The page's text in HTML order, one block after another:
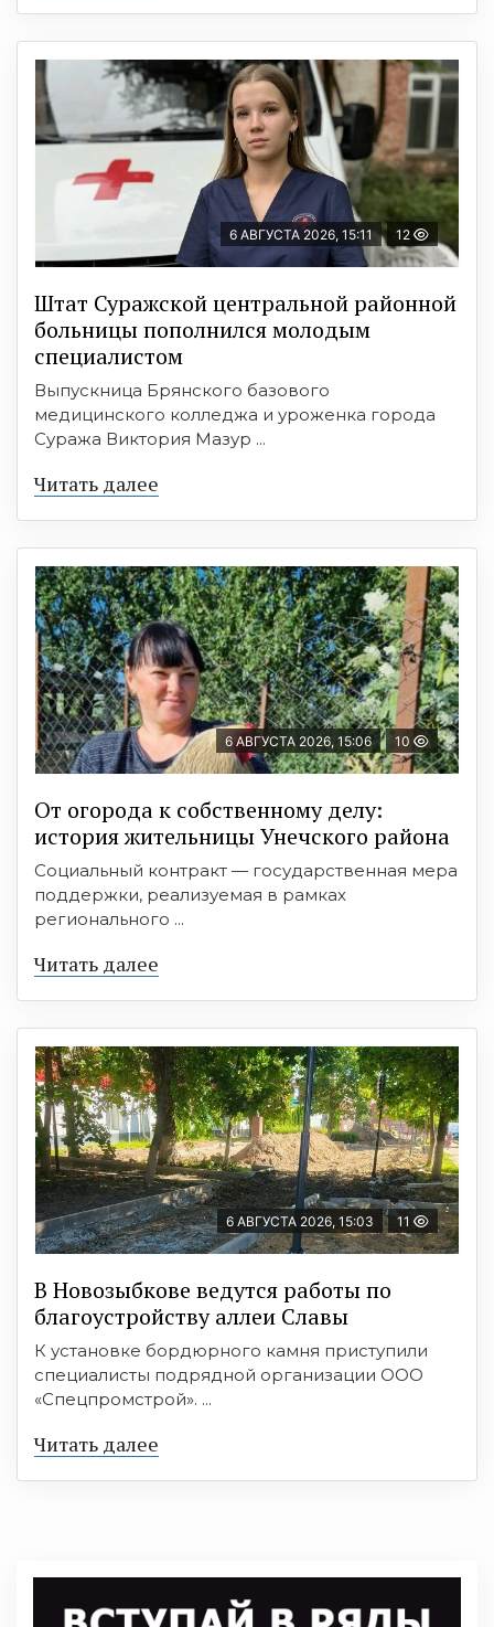
6 АВГУСТА 2026, 15:11 12
Штат Суражской центральной районной
больницы пополнился молодым
специалистом
Выпускница Брянского базового
медицинского колледжа и уроженка города
Суража Виктория Мазур ...
Читать далее
6 АВГУСТА 2026, 15:06 10
От огорода к собственному делу:
история жительницы Унечского района
Социальный контракт — государственная мера
поддержки, реализуемая в рамках
регионального ...
Читать далее
6 АВГУСТА 2026, 15:03 11
В Новозыбкове ведутся работы по
благоустройству аллеи Славы
К установке бордюрного камня приступили
специалисты подрядной организации ООО
«Спецпромстрой». ...
Читать далее